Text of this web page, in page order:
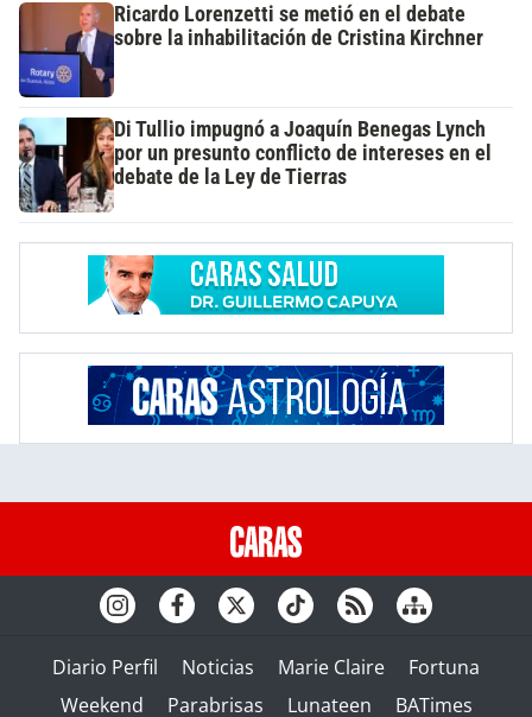
Ricardo Lorenzetti se metió en el debate
sobre la inhabilitación de Cristina Kirchner
Di Tullio impugnó a Joaquín Benegas Lynch
por un presunto conflicto de intereses en el
debate de la Ley de Tierras
Diario Perfil Noticias Marie Claire
Fortuna
Weekend
Parabrisas Lunateen BATimes